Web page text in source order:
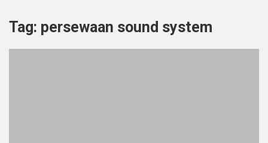
Tag: persewaan sound system